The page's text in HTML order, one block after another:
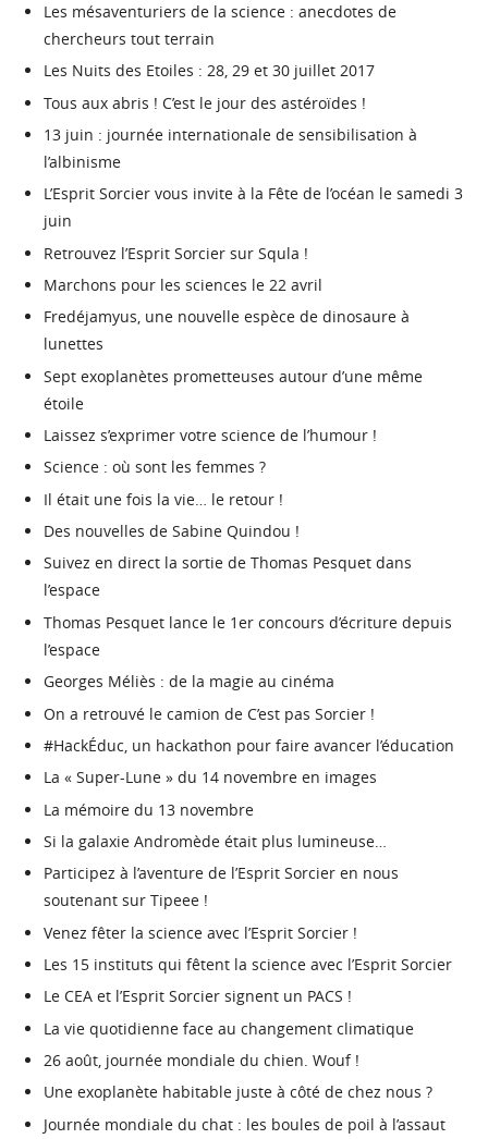
Les mésaventuriers de la science : anecdotes de
chercheurs tout terrain
Les Nuits des Etoiles : 28, 29 et 30 juillet 2017
Tous aux abris ! C’est le jour des astéroïdes !
13 juin : journée internationale de sensibilisation à
l’albinisme
L’Esprit Sorcier vous invite à la Fête de l’océan le samedi 3
juin
Retrouvez l’Esprit Sorcier sur Squla !
Marchons pour les sciences le 22 avril
Fredéjamyus, une nouvelle espèce de dinosaure à
lunettes
Sept exoplanètes prometteuses autour d’une même
étoile
Laissez s’exprimer votre science de l’humour !
Science : où sont les femmes ?
Il était une fois la vie… le retour !
Des nouvelles de Sabine Quindou !
Suivez en direct la sortie de Thomas Pesquet dans
l’espace
Thomas Pesquet lance le 1er concours d’écriture depuis
l’espace
Georges Méliès : de la magie au cinéma
On a retrouvé le camion de C’est pas Sorcier !
#HackÉduc, un hackathon pour faire avancer l’éducation
La « Super-Lune » du 14 novembre en images
La mémoire du 13 novembre
Si la galaxie Andromède était plus lumineuse…
Participez à l’aventure de l’Esprit Sorcier en nous
soutenant sur Tipeee !
Venez fêter la science avec l’Esprit Sorcier !
Les 15 instituts qui fêtent la science avec l’Esprit Sorcier
Le CEA et l’Esprit Sorcier signent un PACS !
La vie quotidienne face au changement climatique
26 août, journée mondiale du chien. Wouf !
Une exoplanète habitable juste à côté de chez nous ?
Journée mondiale du chat : les boules de poil à l’assaut